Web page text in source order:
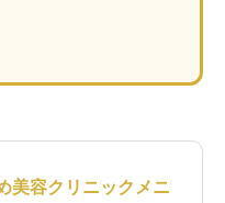
美容クリニックメニ